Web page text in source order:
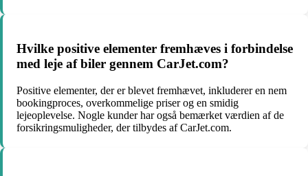
Hvilke positive elementer fremhæves i forbindelse
med leje af biler gennem CarJet.com?
Positive elementer, der er blevet fremhævet, inkluderer en nem
bookingproces, overkommelige priser og en smidig
lejeoplevelse. Nogle kunder har også bemærket værdien af de
forsikringsmuligheder, der tilbydes af CarJet.com.